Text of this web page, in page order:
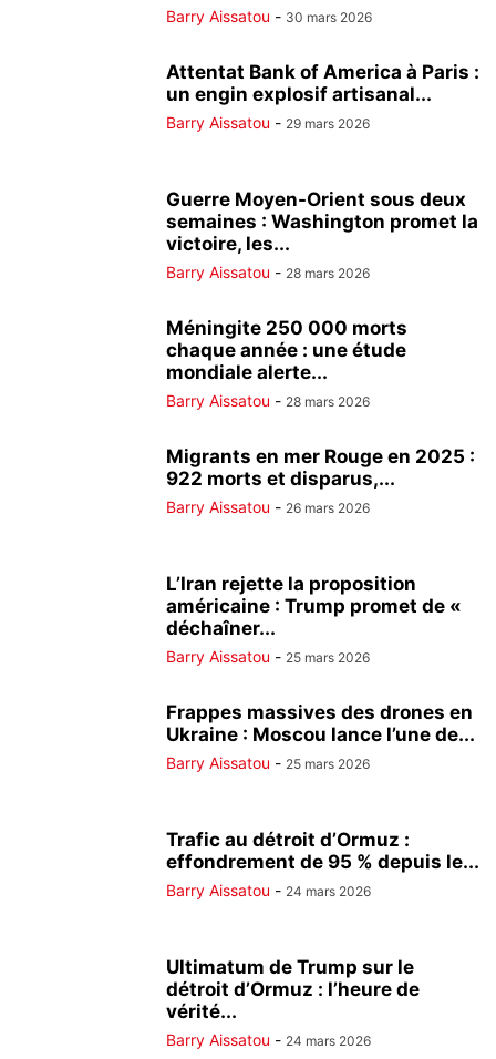
Barry Aissatou - 30 mars 2026
Attentat Bank of America à Paris :
un engin explosif artisanal...
Barry Aissatou - 29 mars 2026
Guerre Moyen-Orient sous deux
semaines : Washington promet la
victoire, les...
Barry Aissatou - 28 mars 2026
Méningite 250 000 morts
chaque année : une étude
mondiale alerte...
Barry Aissatou - 28 mars 2026
Migrants en mer Rouge en 2025 :
922 morts et disparus,...
Barry Aissatou - 26 mars 2026
L’Iran rejette la proposition
américaine : Trump promet de «
déchaîner...
Barry Aissatou - 25 mars 2026
Frappes massives des drones en
Ukraine : Moscou lance l’une de...
Barry Aissatou - 25 mars 2026
Trafic au détroit d’Ormuz :
effondrement de 95 % depuis le...
Barry Aissatou - 24 mars 2026
Ultimatum de Trump sur le
détroit d’Ormuz : l’heure de
vérité...
Barry Aissatou - 24 mars 2026